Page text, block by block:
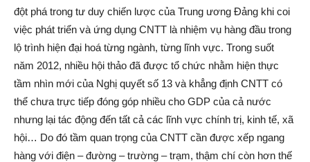
đột phá trong tư duy chiến lược của Trung ương Đảng khi coi
việc phát triển và ứng dụng CNTT là nhiệm vụ hàng đầu trong
lộ trình hiện đại hoá từng ngành, từng lĩnh vực. Trong suốt
năm 2012, nhiều hội thảo đã được tổ chức nhằm hiện thực
tầm nhìn mới của Nghị quyết số 13 và khẳng định CNTT có
thể chưa trực tiếp đóng góp nhiều cho GDP của cả nước
nhưng lại tác động đến tất cả các lĩnh vực chính trị, kinh tế, xã
hội… Do đó tầm quan trọng của CNTT cần được xếp ngang
hàng với điện – đường – trường – trạm, thậm chí còn hơn thế